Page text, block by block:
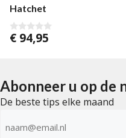
Hatchet
0
€ 94,95
Abonneer u op de
De beste tips elke maand
mailadres